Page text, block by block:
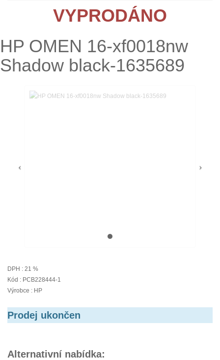
VYPRODÁNO
HP OMEN 16-xf0018nw
Shadow black-1635689
DPH : 21 %
Kód : PCB228444-1
Výrobce : HP
Prodej ukončen
Alternativní nabídka: